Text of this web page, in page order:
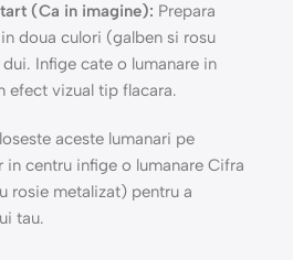
(Ca in imagine): Prepara
doua culori (galben si rosu
Infige cate o lumanare in
efect vizual tip flacara.
aceste lumanari pe
in centru infige o lumanare Cifra
rosie metalizat) pentru a
tau.